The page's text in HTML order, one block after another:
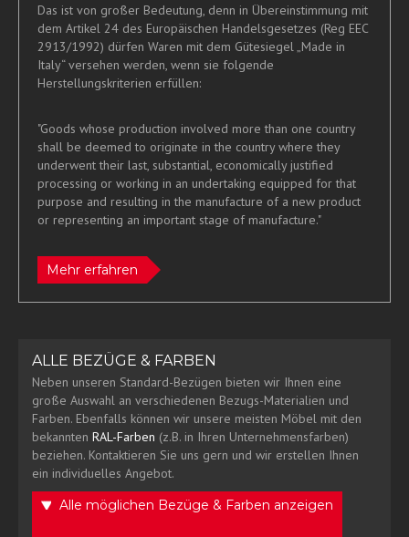
Das ist von großer Bedeutung, denn in Übereinstimmung mit
dem Artikel 24 des Europäischen Handelsgesetzes (Reg EEC
2913/1992) dürfen Waren mit dem Gütesiegel „Made in
Italy“ versehen werden, wenn sie folgende
Herstellungskriterien erfüllen:
"Goods whose production involved more than one country
shall be deemed to originate in the country where they
underwent their last, substantial, economically justified
processing or working in an undertaking equipped for that
purpose and resulting in the manufacture of a new product
or representing an important stage of manufacture."
Mehr erfahren
ALLE BEZÜGE & FARBEN
Neben unseren Standard-Bezügen bieten wir Ihnen eine
große Auswahl an verschiedenen Bezugs-Materialien und
Farben. Ebenfalls können wir unsere meisten Möbel mit den
bekannten RAL-Farben (z.B. in Ihren Unternehmensfarben)
beziehen. Kontaktieren Sie uns gern und wir erstellen Ihnen
ein individuelles Angebot.
Alle möglichen Bezüge & Farben anzeigen